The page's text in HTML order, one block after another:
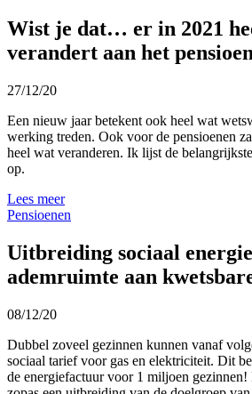
Wist je dat… er in 2021
verandert aan het
27/12/20
Een nieuw jaar betekent ook heel wat
werking treden. Ook voor de pensioenen
heel wat veranderen. Ik lijst de
op.
Lees meer
Pensioenen
Uitbreiding sociaal
ademruimte aan
08/12/20
Dubbel zoveel gezinnen kunnen vanaf
sociaal tarief voor gas en elektriciteit. Dit
de energiefactuur voor 1 miljoen gezinnen!